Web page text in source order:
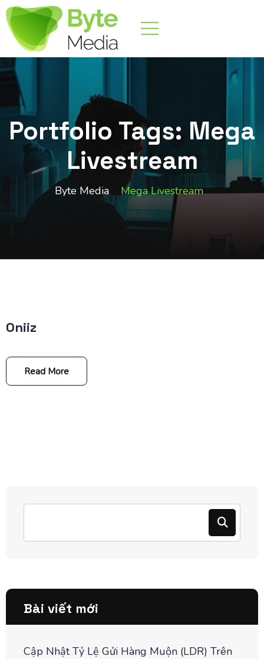
Portfolio Tags: Mega
Livestream
Byte Media Mega Livestream
Oniiz
Read More
Bài viết mới
Cập Nhật Tỷ Lệ Gửi Hàng Muộn (LDR) Trên